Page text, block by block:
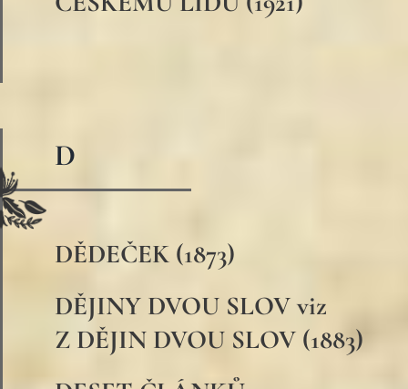
D
DĚDEČEK (1873)
DĚJINY DVOU SLOV viz
Z DĚJIN DVOU SLOV (1883)